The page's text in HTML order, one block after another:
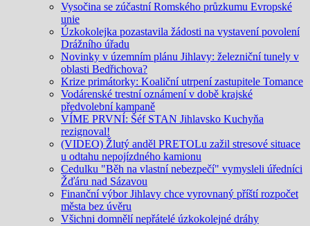
Vysočina se zúčastní Romského průzkumu Evropské
unie
Úzkokolejka pozastavila žádosti na vystavení povolení
Drážního úřadu
Novinky v územním plánu Jihlavy: železniční tunely v
oblasti Bedřichova?
Krize primátorky: Koaliční utrpení zastupitele Tomance
Vodárenské trestní oznámení v době krajské
předvolební kampaně
VÍME PRVNÍ: Šéf STAN Jihlavsko Kuchyňa
rezignoval!
(VIDEO) Žlutý anděl PRETOLu zažil stresové situace
u odtahu nepojízdného kamionu
Cedulku "Běh na vlastní nebezpečí" vymysleli úředníci
Žďáru nad Sázavou
Finanční výbor Jihlavy chce vyrovnaný příští rozpočet
města bez úvěru
Všichni domnělí nepřátelé úzkokolejné dráhy